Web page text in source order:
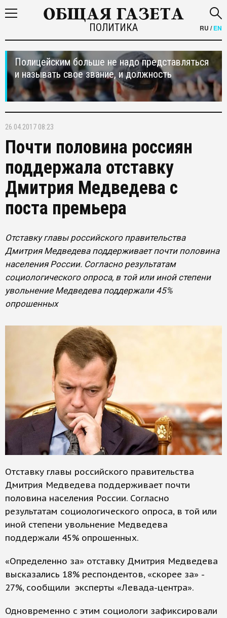
ПОЛИТИКА RU /EN
Полицейским больше не надо представляться
и называть свое звание, и должность
26.04.2017 08:23
Почти половина россиян
поддержала отставку
Дмитрия Медведева с
поста премьера
Отставку главы российского правительства
Дмитрия Медведева поддерживает почти половина
населения России. Согласно результатам
социологического опроса, в той или иной степени
увольнение Медведева поддержали 45%
опрошенных
Отставку главы российского правительства
Дмитрия Медведева поддерживает почти
половина населения России. Согласно
результатам социологического опроса, в той или
иной степени увольнение Медведева
поддержали 45% опрошенных.
«Определенно за» отставку Дмитрия Медведева
высказались 18% респондентов, «скорее за» -
27%, сообщили эксперты «Левада-центра».
Одновременно с этим социологи зафиксировали